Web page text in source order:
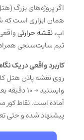
همان ابزاری است که
اپ،نقشه حرارتی
تیم سایت‌سنجی
کاربرد واقعی در یک
روی نقشه پلان هتل
وایستید
آماده است. نقاط
پیشنهاد شده و حتی